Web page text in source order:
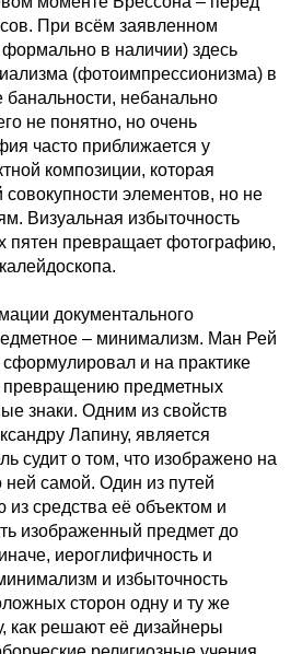
При всём заявленном
в наличии) здесь
(фотоимпрессионизма) в
банальности, небанально
не понятно, но очень
часто приближается у
композиции, которая
совокупности элементов, но не
Визуальная избыточность
пятен превращает фотографию,
документального
– минимализм. Ман Рей
и на практике
превращению предметных
знаки. Одним из свойств
Лапину, является
судит о том, что изображено на
самой. Один из путей
средства её объектом и
изображенный предмет до
иероглифичность и
и избыточность
сторон одну и ту же
как решают её дизайнеры